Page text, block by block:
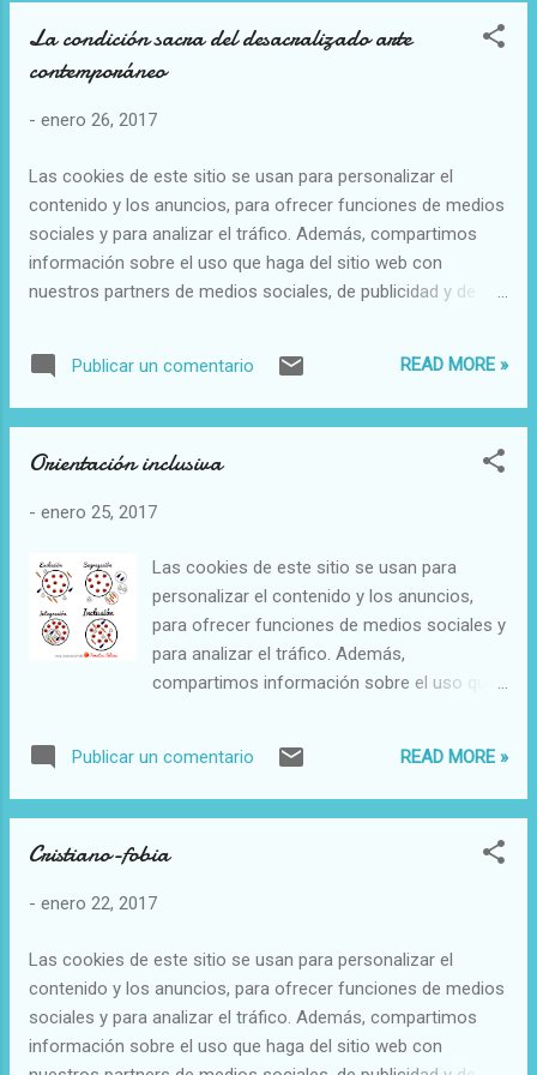
La condición sacra del desacralizado arte
contemporáneo
- enero 26, 2017
Las cookies de este sitio se usan para personalizar el
contenido y los anuncios, para ofrecer funciones de medios
sociales y para analizar el tráfico. Además, compartimos
información sobre el uso que haga del sitio web con
nuestros partners de medios sociales, de publicidad y de
arte contemporáneo , en AISTHESIS No 59 (2016): 203-222
• Resumen Este trabajo pretende explicar una paradoja
contemporáneo, aunque desacralizado por obra del laicismo
ámbitos de la vida, sigue conservando muchos de sus
aquí desde tres puntos de vista distintos, cada uno de los
cuales se corresponde con un elemento del proceso
artístico entendido como proceso comunicativo: el artista, la
obra propiamente di...
Publicar un comentario READ MORE »
Orientación inclusiva
- enero 25, 2017
Las cookies de este sitio se usan para
personalizar el contenido y los anuncios,
para ofrecer funciones de medios sociales y
para analizar el tráfico. Además,
compartimos información sobre el uso que
web. He copiado esta imagen de colectivo
de orientadores porque me parece muy
https://colectivorienta.filles.wordpress.com
Publicar un comentario READ MORE »
Cristiano-fobia
- enero 22, 2017
Las cookies de este sitio se usan para personalizar el
contenido y los anuncios, para ofrecer funciones de medios
sociales y para analizar el tráfico. Además, compartimos
información sobre el uso que haga del sitio web con